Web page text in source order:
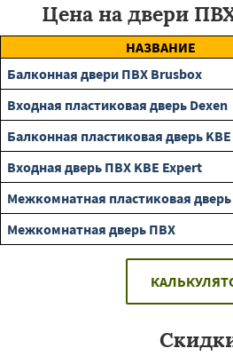
Цена на двери
НАЗВАНИЕ
Балконная двери ПВХ Brusbox
Входная пластиковая дверь Dexen
Балконная пластиковая дверь KBE
Входная дверь ПВХ KBE Expert
Межкомнатная пластиковая дверь
Межкомнатная дверь ПВХ